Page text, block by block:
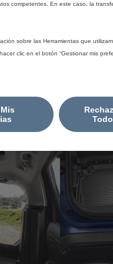
-
Price
is
70,58
Quantity
updated
to:
competentes. En este caso, la
sobre las Herramientas que
clic en el botón “Gestionar mis
Todo